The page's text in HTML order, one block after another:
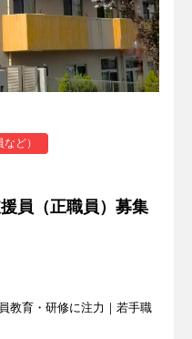
ど）
員（正職員）募集
教育・研修に注力｜若手職